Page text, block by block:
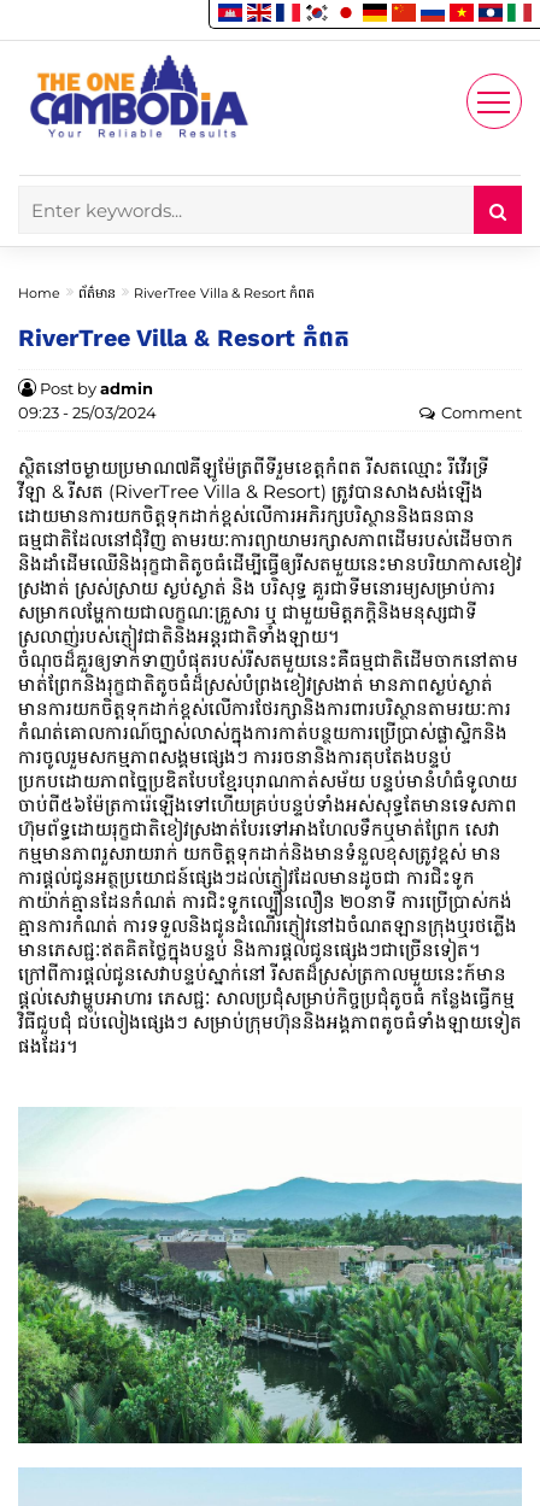
Account
Enjoy
Home ព័ត៌មាន RiverTree Villa & Resort កំពត
RiverTree Villa & Resort កំពត
Post byadmin
09:23 - 25/03/2024
Comment
ស្ថិតនៅចម្ងាយប្រមាណ៧គីឡូម៉ែត្រពីទីរួមខេត្តកំពត រីសតឈ្មោះ រីវើរទ្រី
វីឡា & រីសត (RiverTree Villa & Resort) ត្រូវបានសាងសង់ឡើង
ដោយមានការយកចិត្តទុកដាក់ខ្ពស់លើការអភិរក្សបរិស្ថាននិងធនធាន
ធម្មជាតិដែលនៅជុំវិញ តាមរយៈការព្យាយាមរក្សាសភាពដើមរបស់ដើមចាក
និងដាំដើមឈើនិងរុក្ខជាតិតូចធំដើម្បីធ្វើឲ្យរីសតមួយនេះមានបរិយាកាសខៀវ
ស្រងាត់ ស្រស់ស្រាយ ស្ងប់ស្ងាត់ និង បរិសុទ្ធ គួរជាទីមនោរម្យសម្រាប់ការ
សម្រាកលម្ហែកាយជាលក្ខណៈគ្រួសារ ឬ ជាមួយមិត្តភក្តិនិងមនុស្សជាទី
ស្រលាញ់របស់ភ្ញៀវជាតិនិងអន្តរជាតិទាំងឡាយ។
ចំណុចដ៏គួរឲ្យទាក់ទាញបំផុតរបស់រីសតមួយនេះគឺធម្មជាតិដើមចាកនៅតាម
មាត់ព្រែកនិងរុក្ខជាតិតូចធំដ៏ស្រស់បំព្រងខៀវស្រងាត់ មានភាពស្ងប់ស្ងាត់
មានការយកចិត្តទុកដាក់ខ្ពស់លើការថែរក្សានិងការពារបរិស្ថានតាមរយៈការ
កំណត់គោលការណ៍ច្បាស់លាស់ក្នុងការកាត់បន្ថយការប្រើប្រាស់ផ្លាស្ទិកនិង
ការចូលរួមសកម្មភាពសង្គមផ្សេងៗ ការរចនានិងការតុបតែងបន្ទប់
ប្រកបដោយភាពច្នៃប្រឌិតបែបខ្មែរបុរាណកាត់សម័យ បន្ទប់មានំហំធំទូលាយ
ចាប់ពី៥៦ម៉ែត្រការ៉េឡើងទៅហើយគ្រប់បន្ទប់ទាំងអស់សុទ្ធតែមានទេសភាព
ហ៊ុមព័ទ្ធដោយរុក្ខជាតិខៀវស្រងាត់បែរទៅអាងហែលទឹកឬមាត់ព្រែក សេវា
កម្មមានភាពរួសរាយរាក់ យកចិត្តទុកដាក់និងមានទំនួលខុសត្រូវខ្ពស់ មាន
ការផ្ដល់ជូនអត្ថប្រយោជន៍ផ្សេងៗដល់ភ្ញៀវដែលមានដូចជា ការជិះទូក
កាយ៉ាក់គ្មានដែនកំណត់ ការជិះទូកល្បឿនលឿន ២០នាទី ការប្រើប្រាស់កង់
គ្មានការកំណត់ ការទទួលនិងជូនដំណើរភ្ញៀវនៅឯចំណតឡានក្រុងឬរថភ្លើង
មានភេសជ្ជៈឥតគិតថ្លៃក្នុងបន្ទប់ និងការផ្ដល់ជូនផ្សេងៗជាច្រើនទៀត។
ក្រៅពីការផ្ដល់ជូនសេវាបន្ទប់ស្នាក់នៅ រីសតដ៏ស្រស់ត្រកាលមួយនេះក៍មាន
ផ្ដល់សេវាម្ហូបអាហារ ភេសជ្ជៈ សាលប្រជុំសម្រាប់កិច្ចប្រជុំតូចធំ កន្លែងធ្វើកម្ម
វិធីជួបជុំ ជប់លៀងផ្សេងៗ សម្រាប់ក្រុមហ៊ុននិងអង្គភាពតូចធំទាំងឡាយទៀត
ផងដែរ។